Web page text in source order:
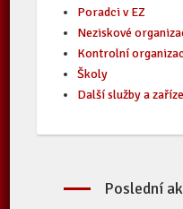
Poradci v EZ
Neziskové
Kontrolní
Školy
Další služby a
Poslední